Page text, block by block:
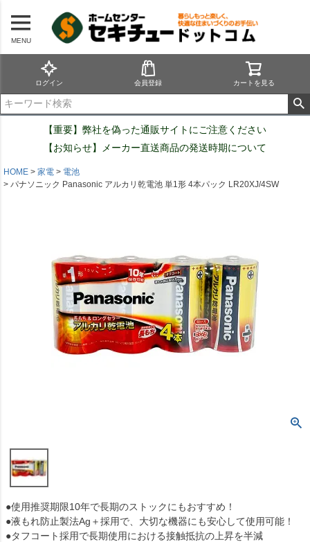
MENU
ログイン 会員登録 カートを見る
【重要】弊社を偽った通販サイトにご注意ください
【お知らせ】メーカー直送商品の発送時期について
HOME 家電
電池
パナソニック Panasonic アルカリ乾電池 単1形 4本パック LR20XJ/4SW
●使用推奨期限10年で長期のストックにもおすすめ！
●液もれ防止製法Ag＋採用で、大切な機器にも安心して使用可能！
●タフコート採用で長期使用における接触抵抗の上昇を半減